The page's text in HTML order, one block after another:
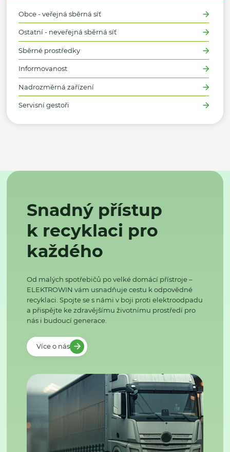
Obce - veřejná sběrná síť
Ostatní - neveřejná sběrná síť
Sběrné prostředky
Informovanost
Nadrozměrná zařízení
Servisní gestoři
Snadný přístup
k recyklaci pro
každého
Od malých spotřebičů po velké domácí přístroje –
ELEKTROWIN vám usnadňuje cestu k odpovědné
recyklaci. Spojte se s námi v boji proti elektroodpadu
a přispějte ke zdravějšímu životnímu prostředí pro
nás i budoucí generace.
Více o nás